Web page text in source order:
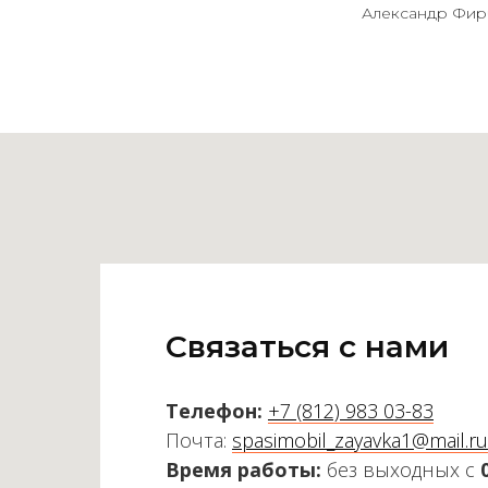
Александр
Связаться с нами
Телефон: +7 (812) 983 03-83
Почта: spasimobil_zayavka1@mail.ru
Время работы: без выходных с